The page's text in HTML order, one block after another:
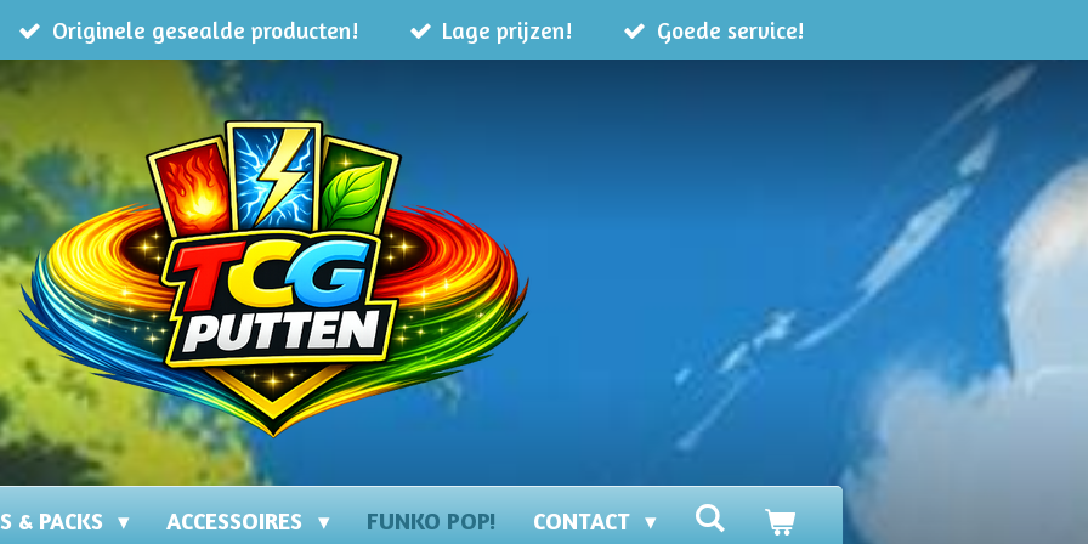
Originele gesealde producten! Lage prijzen! Goede service!
& PACKS ACCESSOIRES FUNKO POP! CONTACT